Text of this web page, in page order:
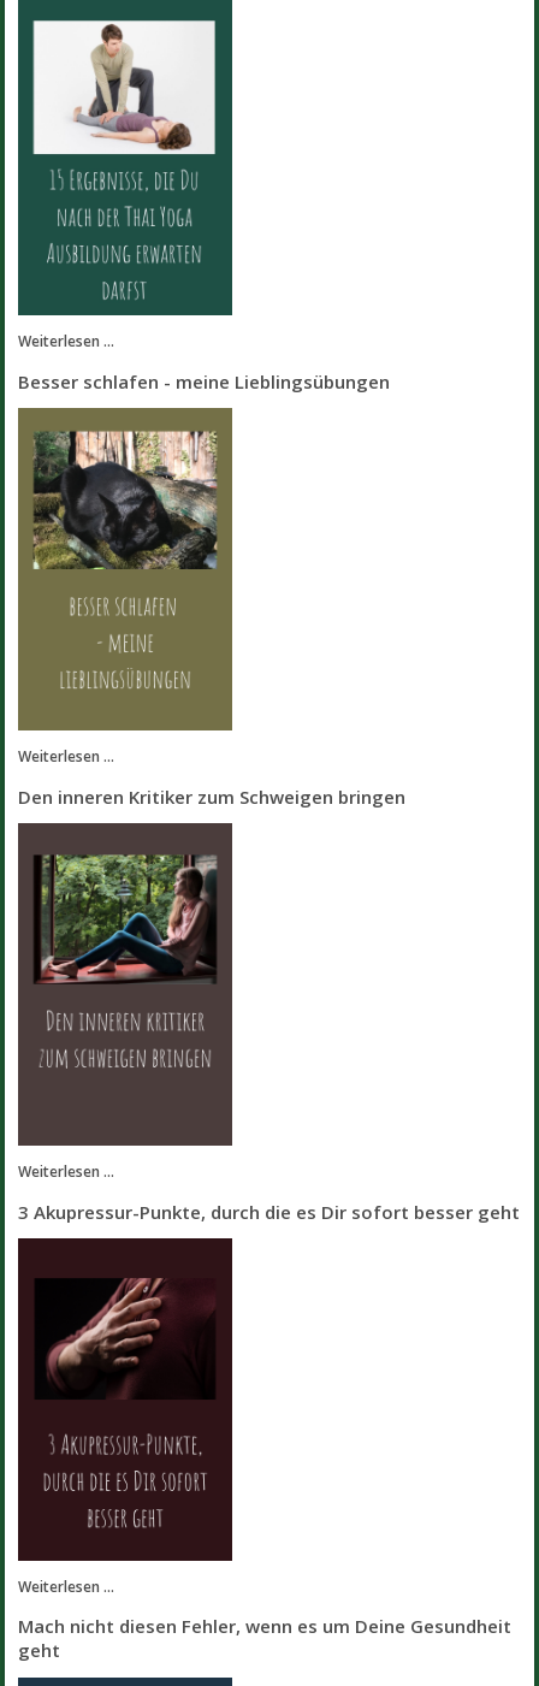
Weiterlesen ...
Besser schlafen - meine Lieblingsübungen
Weiterlesen ...
Den inneren Kritiker zum Schweigen bringen
Weiterlesen ...
3 Akupressur-Punkte, durch die es Dir sofort besser geht
Weiterlesen ...
Mach nicht diesen Fehler, wenn es um Deine Gesundheit
geht